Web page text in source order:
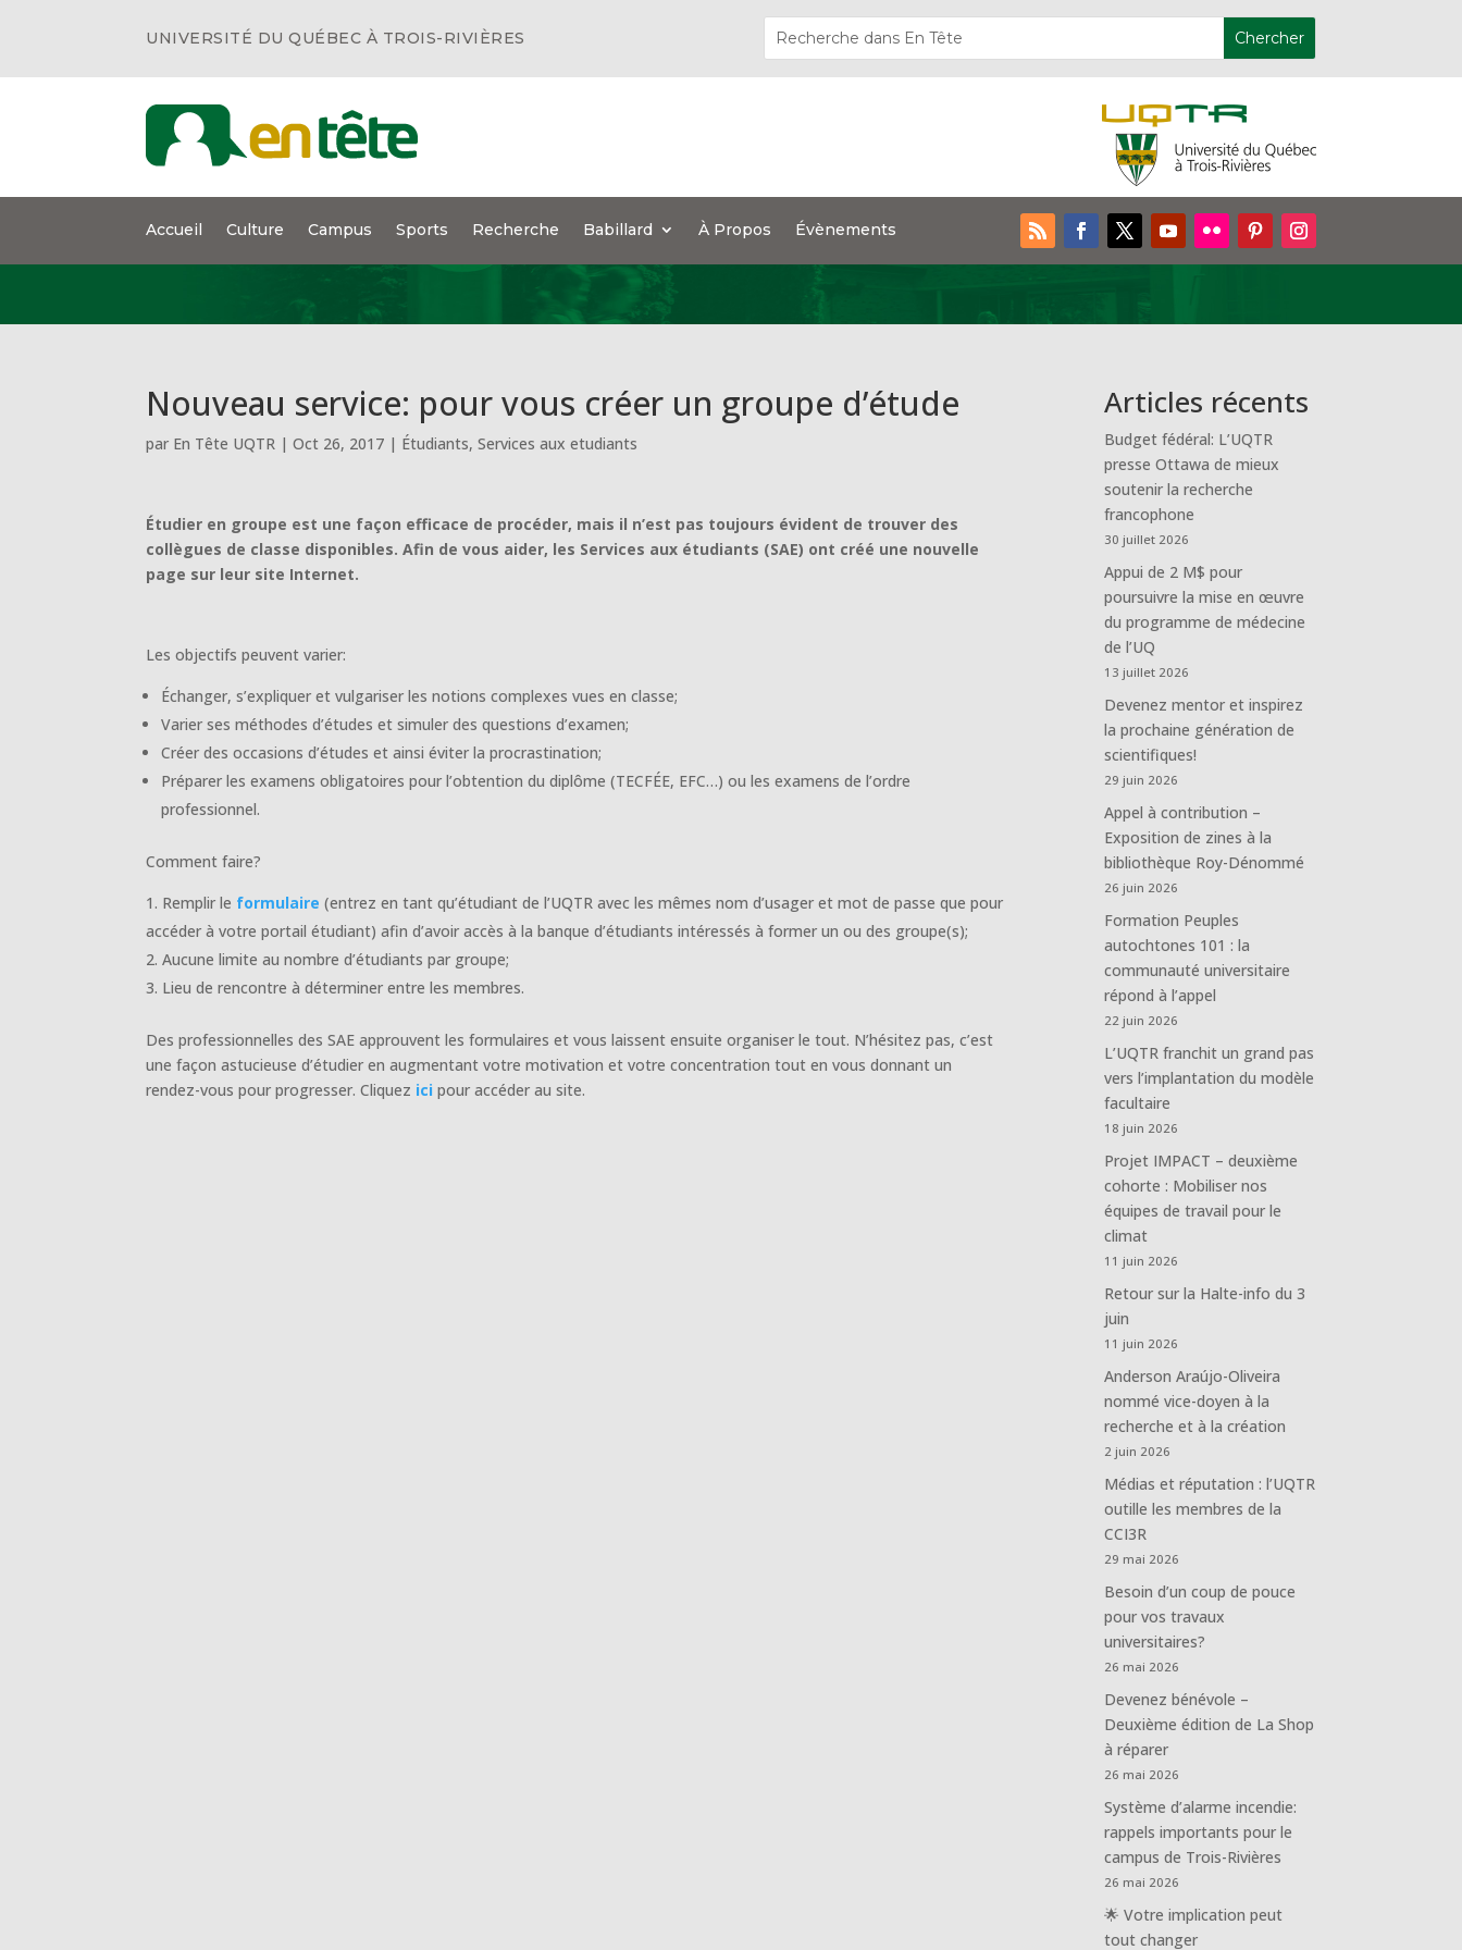
UNIVERSITÉ DU QUÉBEC À TROIS-RIVIÈRES
Accueil Culture Campus Sports Recherche Babillard À Propos Évènements
Nouveau service: pour vous créer un groupe d’étude
par En Tête UQTR |Oct 26, 2017 | Étudiants,Services aux etudiants
Étudier en groupe est une façon efficace de procéder, mais il n’est pas toujours évident de trouver des
collègues de classe disponibles. Afin de vous aider, les Services aux étudiants (SAE) ont créé une nouvelle
page sur leur site Internet.
Les objectifs peuvent varier:
Échanger, s’expliquer et vulgariser les notions complexes vues en classe;
Varier ses méthodes d’études et simuler des questions d’examen;
Créer des occasions d’études et ainsi éviter la procrastination;
Préparer les examens obligatoires pour l’obtention du diplôme (TECFÉE, EFC…) ou les examens de l’ordre
professionnel.
Comment faire?
Remplir le formulaire (entrez en tant qu’étudiant de l’UQTR avec les mêmes nom d’usager et mot de passe que pour
accéder à votre portail étudiant) afin d’avoir accès à la banque d’étudiants intéressés à former un ou des groupe(s);
Aucune limite au nombre d’étudiants par groupe;
Lieu de rencontre à déterminer entre les membres.
Des professionnelles des SAE approuvent les formulaires et vous laissent ensuite organiser le tout. N’hésitez pas, c’est
une façon astucieuse d’étudier en augmentant votre motivation et votre concentration tout en vous donnant un
rendez-vous pour progresser. Cliquez ici pour accéder au site.
Articles récents
Budget fédéral: L’UQTR
presse Ottawa de mieux
soutenir la recherche
francophone
30 juillet 2026
Appui de 2 M$ pour
poursuivre la mise en œuvre
du programme de médecine
de l’UQ
13 juillet 2026
Devenez mentor et inspirez
la prochaine génération de
scientifiques!
29 juin 2026
Appel à contribution –
Exposition de zines à la
bibliothèque Roy-Dénommé
26 juin 2026
Formation Peuples
autochtones 101 : la
communauté universitaire
répond à l’appel
22 juin 2026
L’UQTR franchit un grand pas
vers l’implantation du modèle
facultaire
18 juin 2026
Projet IMPACT – deuxième
cohorte : Mobiliser nos
équipes de travail pour le
climat
11 juin 2026
Retour sur la Halte-info du 3
juin
11 juin 2026
Anderson Araújo-Oliveira
nommé vice-doyen à la
recherche et à la création
2 juin 2026
Médias et réputation : l’UQTR
outille les membres de la
CCI3R
29 mai 2026
Besoin d’un coup de pouce
pour vos travaux
universitaires?
26 mai 2026
Devenez bénévole –
Deuxième édition de La Shop
à réparer
26 mai 2026
Système d’alarme incendie:
rappels importants pour le
campus de Trois-Rivières
26 mai 2026
🌟 Votre implication peut
tout changer